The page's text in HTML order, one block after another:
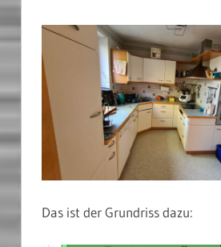
Das ist der Grundriss dazu: